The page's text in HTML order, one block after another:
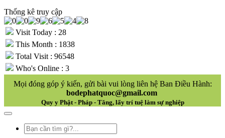
Thống kê truy cập
Visit Today : 28
This Month : 1838
Total Visit : 96548
Who's Online : 3
Mọi đóng góp ý kiến, gửi bài vui lòng liên hệ Ban Điều Hành:
bodephatquoc@gmail.com
Quy y Phật - Pháp - Tăng, lấy trí tuệ làm sự nghiệp